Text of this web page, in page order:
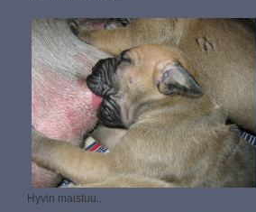
Hyvin maistuu..